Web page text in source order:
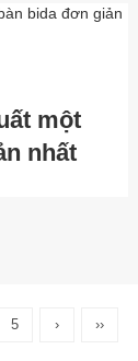
một
nhất
5 › ››